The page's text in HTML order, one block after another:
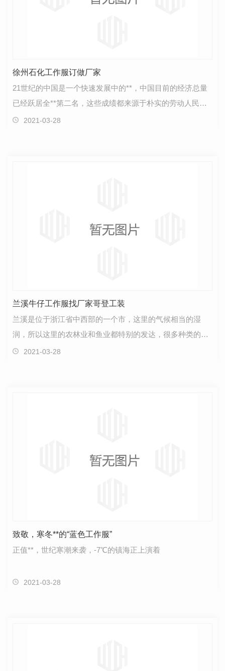
徐州石化工作服订做厂家
21世纪的中国是一个快速发展中的**，中国目前的经济总量
已经跃居全**第二名，这些成绩都来源于朴实的劳动人民，
都是辛苦劳动的人们一点一点积累下来的成绩。能够拥…
2021-03-28
兰溪牛仔工作服找厂家哥登工装
兰溪是位于浙江省中西部的一个市，这里的气候相当的湿
润，所以这里的农林业和鱼业都特别的发达，很多种类的绿
色农产品和森林基地都多达万亩，很多的企业都从事着生…
2021-03-28
致敬，寒冬**的“蓝色工作服”
正值**，世纪寒潮来袭，-7℃的镇海正上演着
2021-03-28